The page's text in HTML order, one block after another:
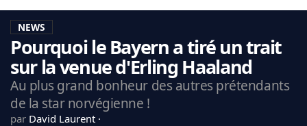
LA CHARTE
VIE PRIVÉE
CGU
CONTACTEZ-NOUS
NEWS
Pourquoi le Bayern a tiré un trait
sur la venue d'Erling Haaland
Au plus grand bonheur des autres prétendants
de la star norvégienne !
par David Laurent